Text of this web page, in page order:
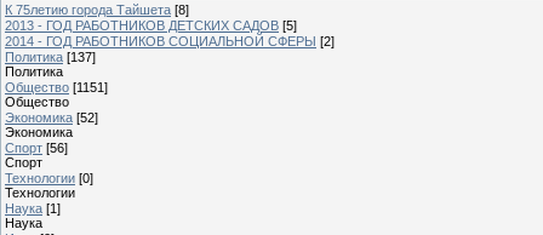
К 75летию города Тайшета [8]
2013 - ГОД РАБОТНИКОВ ДЕТСКИХ САДОВ [5]
2014 - ГОД РАБОТНИКОВ СОЦИАЛЬНОЙ СФЕРЫ [2]
Политика [137]
Политика
Общество [1151]
Общество
Экономика [52]
Экономика
Спорт [56]
Спорт
Технологии [0]
Технологии
Наука [1]
Наука